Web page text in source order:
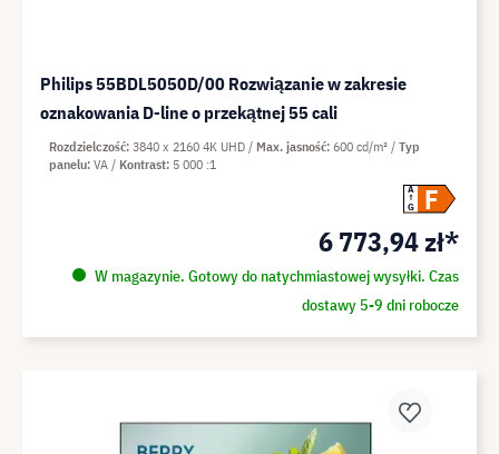
Philips 55BDL5050D/00 Rozwiązanie w zakresie
oznakowania D-line o przekątnej 55 cali
A
G
F
6 773,94 zł*
W magazynie. Gotowy do natychmiastowej wysyłki. Czas
dostawy 5-9 dni robocze
Rozdzielczość 3840 x 2160 4K UHD Max. jasność 600 cd/m²
Typ
panelu VA Kontrast 5 000 :1